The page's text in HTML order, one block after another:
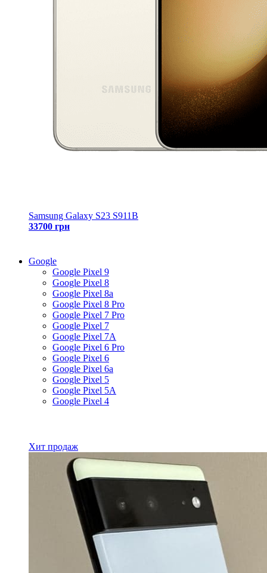
Samsung Galaxy S23 S911B
33700 грн
Google
Google Pixel 9
Google Pixel 8
Google Pixel 8a
Google Pixel 8 Pro
Google Pixel 7 Pro
Google Pixel 7
Google Pixel 7A
Google Pixel 6 Pro
Google Pixel 6
Google Pixel 6a
Google Pixel 5
Google Pixel 5A
Google Pixel 4
Хит продаж